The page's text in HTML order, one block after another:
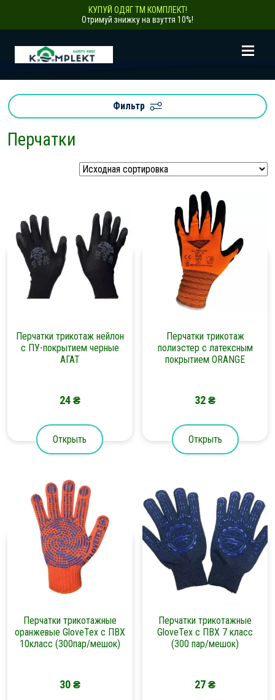
КУПУЙ ОДЯГ ТМ КОМПЛЕКТ!
Отримуй знижку на взуття 10%!
Фильтр
Перчатки
Перчатки трикотаж нейлон
с ПУ-покрытием черные
АГАТ
24₴
Открыть
Перчатки трикотаж
полиэстер с латексным
покрытием ORANGE
32₴
Открыть
Перчатки трикотажные
оранжевые GloveTex с ПВХ
10класс (300пар/мешок)
30₴
Перчатки трикотажные
GloveTex с ПВХ 7 класс
(300 пар/мешок)
27₴